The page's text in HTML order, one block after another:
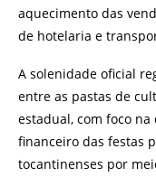
aquecimento das
de hotelaria e
A solenidade oficial
entre as pastas de
estadual, com foco
financeiro das festas
tocantinenses por